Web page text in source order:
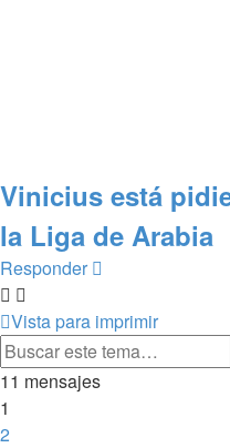
Vinicius está
la Liga de Arabia
Responder
Vista para imprimir
11 mensajes
1
2